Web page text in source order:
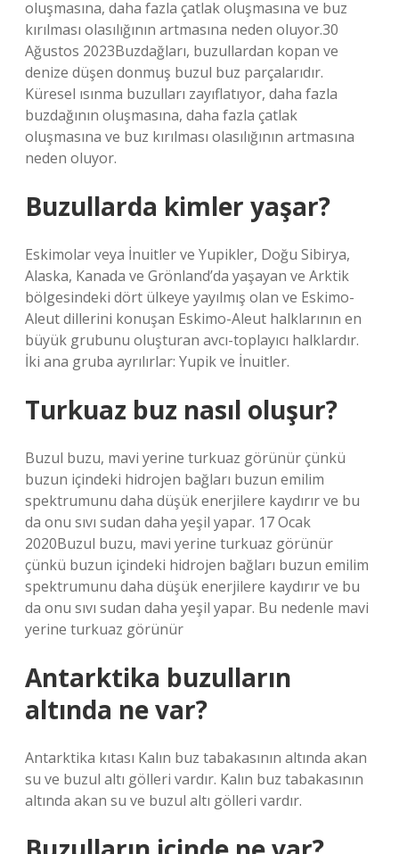
oluşmasına, daha fazla çatlak oluşmasına ve buz
kırılması olasılığının artmasına neden oluyor.30
Ağustos 2023Buzdağları, buzullardan kopan ve
denize düşen donmuş buzul buz parçalarıdır.
Küresel ısınma buzulları zayıflatıyor, daha fazla
buzdağının oluşmasına, daha fazla çatlak
oluşmasına ve buz kırılması olasılığının artmasına
neden oluyor.
Buzullarda kimler yaşar?
Eskimolar veya İnuitler ve Yupikler, Doğu Sibirya,
Alaska, Kanada ve Grönland’da yaşayan ve Arktik
bölgesindeki dört ülkeye yayılmış olan ve Eskimo-
Aleut dillerini konuşan Eskimo-Aleut halklarının en
büyük grubunu oluşturan avcı-toplayıcı halklardır.
İki ana gruba ayrılırlar: Yupik ve İnuitler.
Turkuaz buz nasıl oluşur?
Buzul buzu, mavi yerine turkuaz görünür çünkü
buzun içindeki hidrojen bağları buzun emilim
spektrumunu daha düşük enerjilere kaydırır ve bu
da onu sıvı sudan daha yeşil yapar. 17 Ocak
2020Buzul buzu, mavi yerine turkuaz görünür
çünkü buzun içindeki hidrojen bağları buzun emilim
spektrumunu daha düşük enerjilere kaydırır ve bu
da onu sıvı sudan daha yeşil yapar. Bu nedenle mavi
yerine turkuaz görünür
Antarktika buzulların
altında ne var?
Antarktika kıtası Kalın buz tabakasının altında akan
su ve buzul altı gölleri vardır. Kalın buz tabakasının
altında akan su ve buzul altı gölleri vardır.